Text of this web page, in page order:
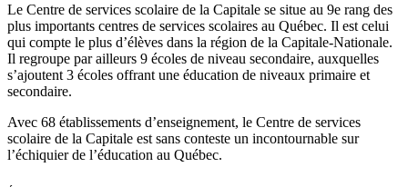
Le Centre de services scolaire de la Capitale se situe au 9e rang des
plus importants centres de services scolaires au Québec. Il est celui
qui compte le plus d’élèves dans la région de la Capitale-Nationale.
Il regroupe par ailleurs 9 écoles de niveau secondaire, auxquelles
s’ajoutent 3 écoles offrant une éducation de niveaux primaire et
secondaire.
Avec 68 établissements d’enseignement, le Centre de services
scolaire de la Capitale est sans conteste un incontournable sur
l’échiquier de l’éducation au Québec.